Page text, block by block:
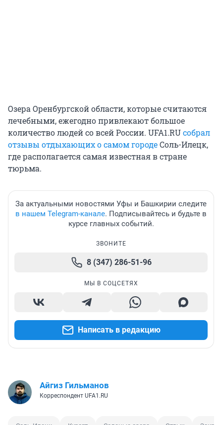
Озера Оренбургской области, которые считаются
лечебными, ежегодно привлекают большое
количество людей со всей России. UFA1.RUсобрал
отзывы отдыхающих о самом городеСоль-Илецк,
где располагается самая известная в стране
тюрьма.
За актуальными новостями Уфы и Башкирии следите
в нашем Telegram-канале. Подписывайтесь и будьте в
курсе главных событий.
ЗВОНИТЕ
8 (347) 286-51-96
МЫ В СОЦСЕТЯХ
Написать в редакцию
Айгиз Гильманов
Корреспондент UFA1.RU